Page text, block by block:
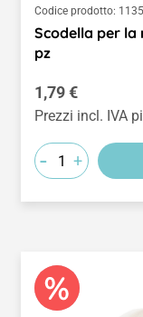
Codice prodotto:
Scodella per la
pz
Prezzo normale:
1,79 €
Prezzi incl. IVA
- +